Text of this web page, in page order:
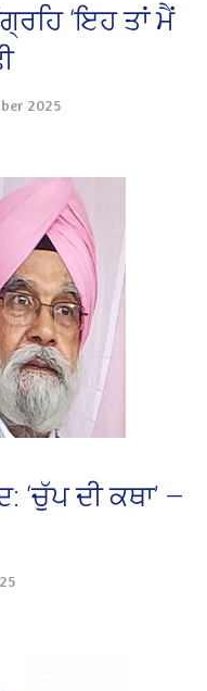
‘ਇਹ ਤਾਂ ਮੈਂ
2025
‘ਚੁੱਪ ਦੀ ਕਥਾ’ —